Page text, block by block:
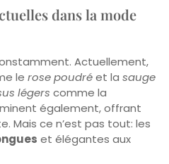
dans la mode
Actuellement,
le rose poudréet la sauge
légers comme la
également, offrant
Mais ce n’est pas tout: les
et élégantes aux